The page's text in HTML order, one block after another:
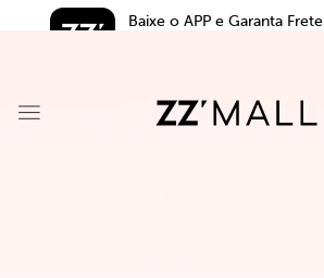
Baixe o APP e Garanta Frete